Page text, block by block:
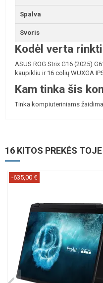
Spalva
Svoris
Kodėl verta
ASUS ROG Strix G16 (2025)
kaupikliu ir 16 colių WUXGA
Kam tinka šis
Tinka kompiuteriniams
16 KITOS PREKĖS
-635,00 €